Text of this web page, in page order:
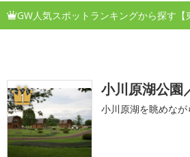
GW人気スポットランキングから探す【
1 小川原湖公園
小川原湖を眺めな